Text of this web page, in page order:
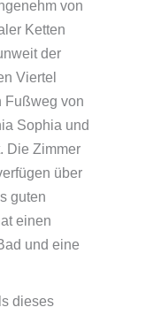
von
Ketten
der
Viertel
Fußweg von
Sophia und
Die Zimmer
über
guten
einen
und eine
dieses